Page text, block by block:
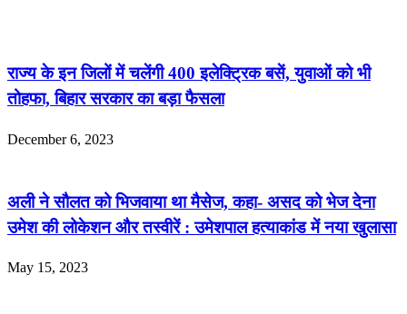
राज्य के इन जिलों में चलेंगी 400 इलेक्ट्रिक बसें, युवाओं को भी
तोहफा, बिहार सरकार का बड़ा फैसला
December 6, 2023
अली ने सौलत को भिजवाया था मैसेज, कहा- असद को भेज देना
उमेश की लोकेशन और तस्वीरें : उमेशपाल हत्याकांड में नया खुलासा
May 15, 2023